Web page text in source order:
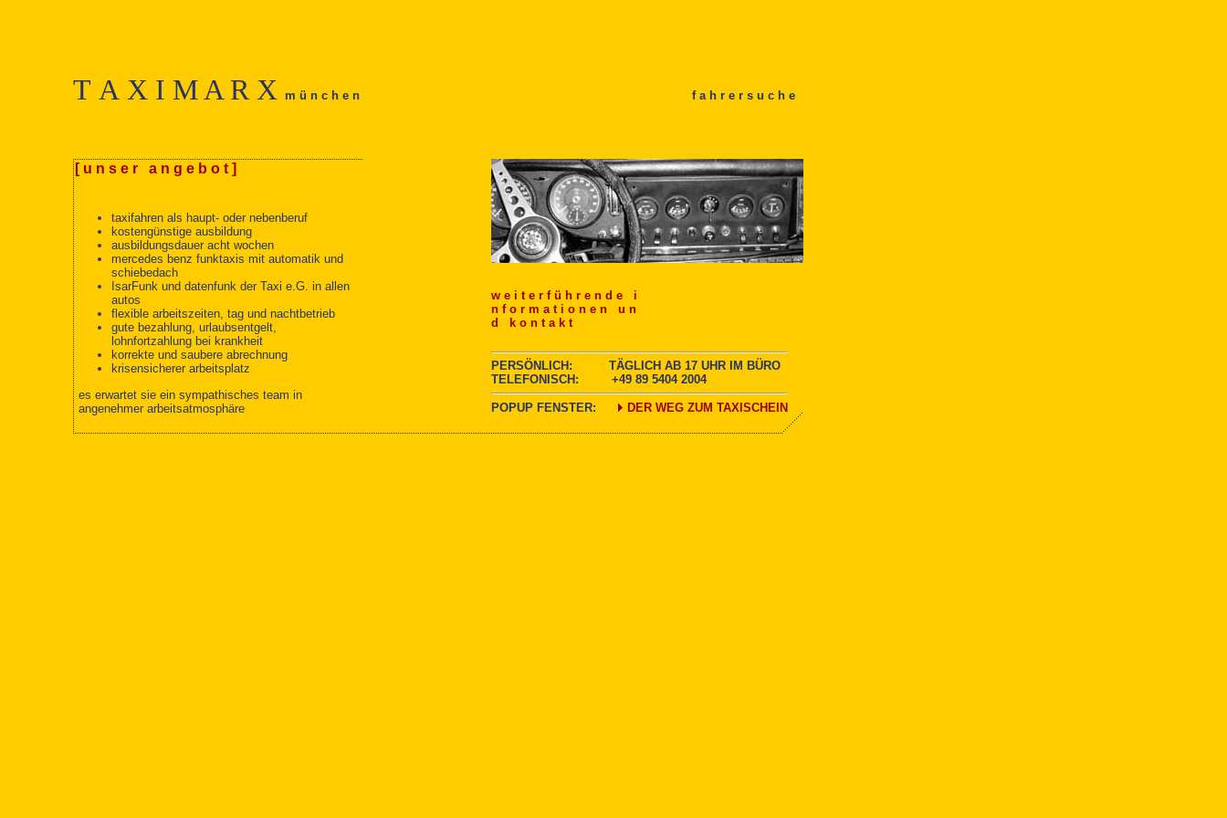
T A X I M A R X m ü n c h e n f a h r e r s u c h e
[ u n s e r a n g e b o t ]
taxifahren als haupt- oder nebenberuf
kostengünstige ausbildung
ausbildungsdauer acht wochen
mercedes benz funktaxis mit automatik und
schiebedach
IsarFunk und datenfunk der Taxi e.G. in allen
autos
flexible arbeitszeiten, tag und nachtbetrieb
gute bezahlung, urlaubsentgelt,
lohnfortzahlung bei krankheit
korrekte und saubere abrechnung
krisensicherer arbeitsplatz
es erwartet sie ein sympathisches team in
angenehmer arbeitsatmosphäre
w e i t e r f ü h r e n d e i
n f o r m a t i o n e n u n
d k o n t a k t
PERSÖNLICH: TÄGLICH AB 17 UHR IM BÜRO
TELEFONISCH: +49 89 5404 2004
POPUP FENSTER: DER WEG ZUM TAXISCHEIN